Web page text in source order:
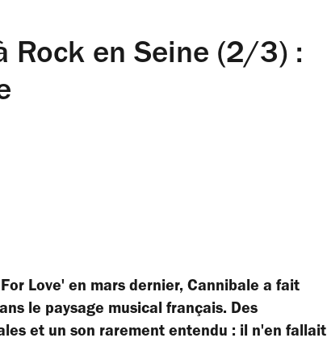
Rock en Seine (2/3) :
Love' en mars dernier, Cannibale a fait
le paysage musical français. Des
et un son rarement entendu : il n'en fallait